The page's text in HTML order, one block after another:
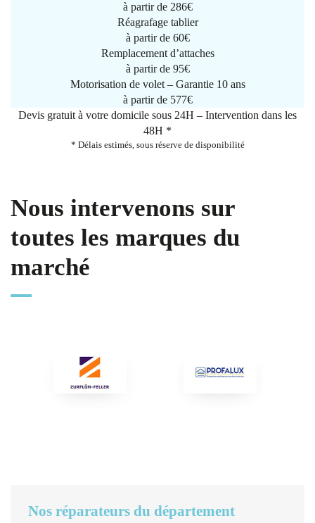
à partir de 286€
Réagrafage tablier
à partir de 60€
Remplacement d’attaches
à partir de 95€
Motorisation de volet – Garantie 10 ans
à partir de 577€
Devis gratuit à votre domicile sous 24H – Intervention dans les
48H *
* Délais estimés, sous réserve de disponibilité
Nous intervenons sur
toutes les marques du
marché
Nos réparateurs du département